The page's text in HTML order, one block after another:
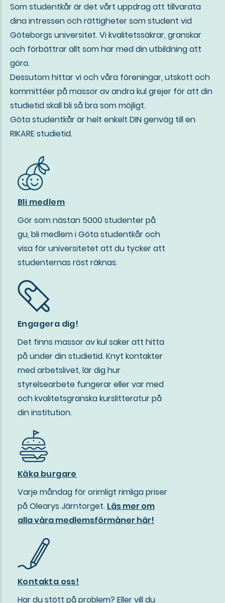
Som studentkår är det vårt uppdrag att tillvarata
dina intressen och rättigheter som student vid
Göteborgs universitet. Vi kvalitetssäkrar, granskar
och förbättrar allt som har med din utbildning att
göra.
Dessutom hittar vi och våra föreningar, utskott och
kommittéer på massor av andra kul grejer för att din
studietid skall bli så bra som möjligt.
Göta studentkår är helt enkelt DIN genväg till en
RIKARE studietid.
Bli medlem
Gör som nästan 5000 studenter på
gu, bli medlem i Göta studentkår och
visa för universitetet att du tycker att
studenternas röst räknas.
Engagera dig!
Det finns massor av kul saker att hitta
på under din studietid. Knyt kontakter
med arbetslivet, lär dig hur
styrelsearbete fungerar eller var med
och kvalitetsgranska kurslitteratur på
din institution.
Käka burgare
Varje måndag för orimligt rimliga priser
på Olearys Järntorget. Läs mer om
alla våra medlemsförmåner här!
Kontakta oss!
Har du stött på problem? Eller vill du